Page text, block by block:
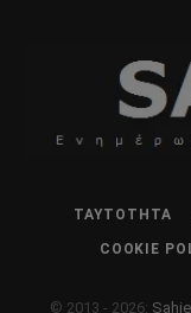
ΤΑΥΤΌΤΗΤΑ
COOKIE
© 2013 - 2026: